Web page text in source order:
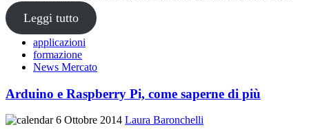
Leggi tutto
applicazioni
formazione
News Mercato
Arduino e Raspberry Pi, come saperne di più
6 Ottobre 2014 Laura Baronchelli